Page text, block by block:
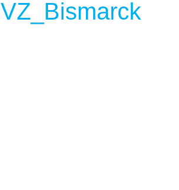
VZ_Bismarck